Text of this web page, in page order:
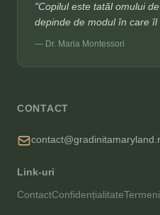
"Copilul este tatăl omului
depinde de modul în care îl
— Dr. Maria Montessori
CONTACT
Link-uri
ContactConfidențialitateTermeni